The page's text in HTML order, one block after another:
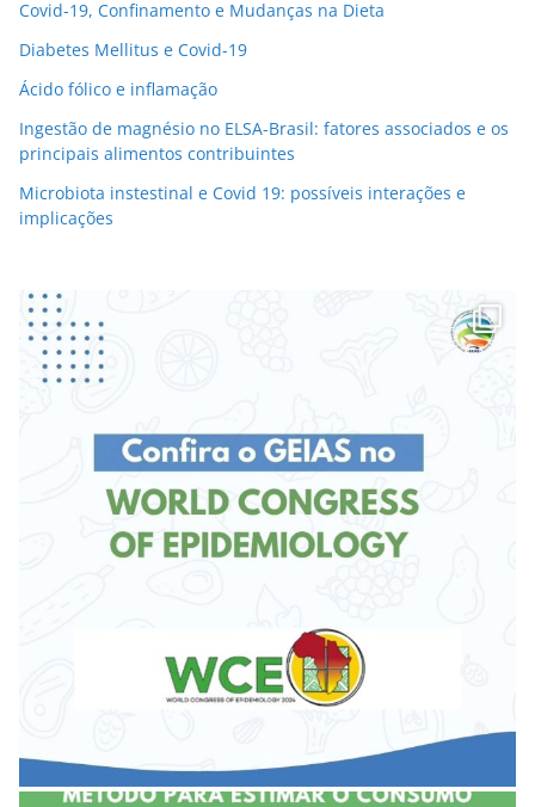
Covid-19, Confinamento e Mudanças na Dieta
Diabetes Mellitus e Covid-19
Ácido fólico e inflamação
Ingestão de magnésio no ELSA-Brasil: fatores associados e os
principais alimentos contribuintes
Microbiota instestinal e Covid 19: possíveis interações e
implicações